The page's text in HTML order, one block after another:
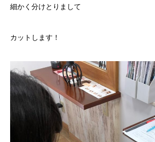
細かく分けとりまして
カットします！